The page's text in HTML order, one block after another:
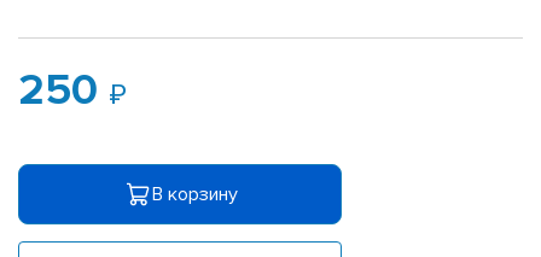
250
В корзину